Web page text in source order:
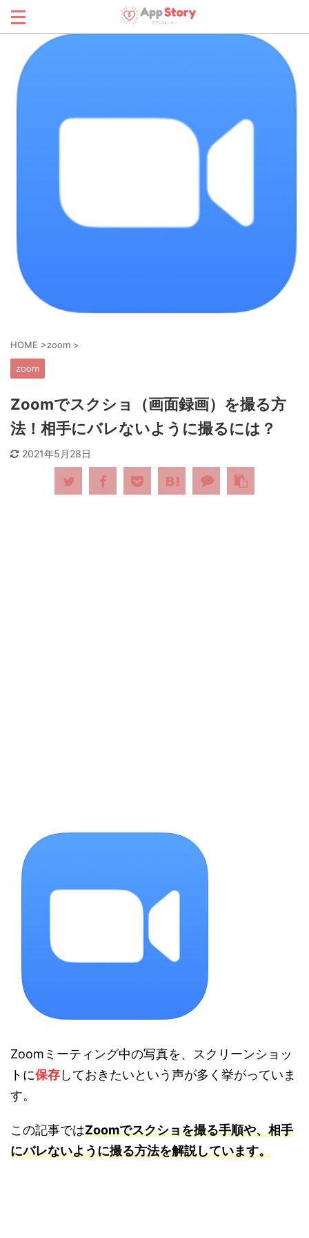
HOME >zoom >
zoom
Zoomでスクショ（画面録画）を撮る方
法！相手にバレないように撮るには？
2021年5月28日
Zoomミーティング中の写真を、スクリーンショッ
トに保存しておきたいという声が多く挙がっていま
す。
この記事ではZoomでスクショを撮る手順や、相手
にバレないように撮る方法を解説しています。